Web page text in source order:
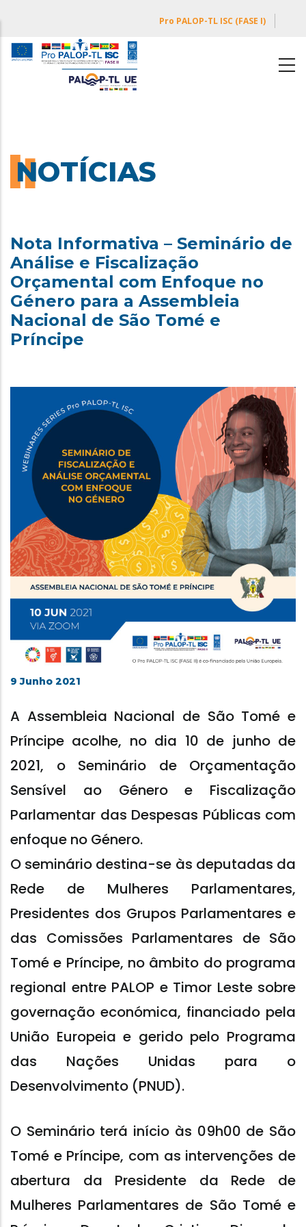
conteúdo
Pro PALOP-TL ISC (FASE I)
NOTÍCIAS
Nota Informativa – Seminário de
Análise e Fiscalização
Orçamental com Enfoque no
Género para a Assembleia
Nacional de São Tomé e
Príncipe
9 Junho 2021
A Assembleia Nacional de São Tomé e
Príncipe acolhe, no dia 10 de junho de
2021, o Seminário de Orçamentação
Sensível ao Género e Fiscalização
Parlamentar das Despesas Públicas com
enfoque no Género.
O seminário destina-se às deputadas da
Rede de Mulheres Parlamentares,
Presidentes dos Grupos Parlamentares e
das Comissões Parlamentares de São
Tomé e Príncipe, no âmbito do programa
regional entre PALOP e Timor Leste sobre
governação económica, financiado pela
União Europeia e gerido pelo Programa
das Nações Unidas para o
Desenvolvimento (PNUD).
O Seminário terá início às 09h00 de São
Tomé e Príncipe, com as intervenções de
abertura da Presidente da Rede de
Mulheres Parlamentares de São Tomé e